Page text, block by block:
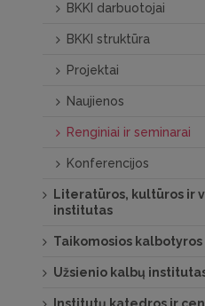
BKKI darbuotojai
BKKI struktūra
Projektai
Naujienos
Renginiai ir seminarai
Konferencijos
Literatūros, kultūros ir
institutas
Taikomosios
Užsienio kalbų